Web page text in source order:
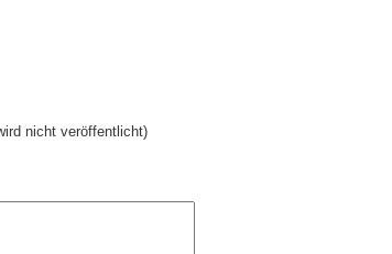
nicht veröffentlicht)